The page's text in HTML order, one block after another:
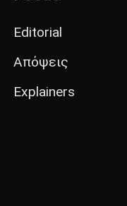
Editorial
Απόψεις
Explainers